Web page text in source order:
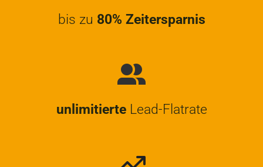
bis zu 80% Zeitersparnis
unlimitierteLead-Flatrate